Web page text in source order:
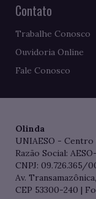
Contato
Trabalhe Conosco
Ouvidoria Online
Fale Conosco
Olinda
UNIAESO -
Razão Social:
CNPJ: 09.726.365/
Av.
CEP 53300-240 |